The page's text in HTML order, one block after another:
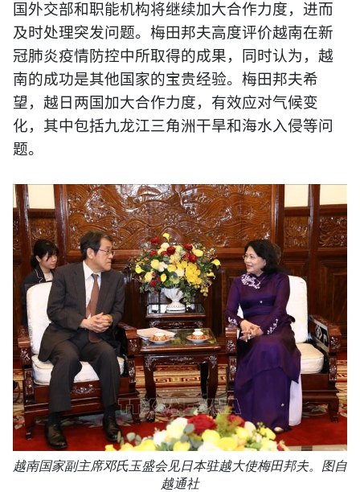
国外交部和职能机构将继续加大合作力度，进而
及时处理突发问题。梅田邦夫高度评价越南在新
冠肺炎疫情防控中所取得的成果，同时认为，越
南的成功是其他国家的宝贵经验。梅田邦夫希
望，越日两国加大合作力度，有效应对气候变
化，其中包括九龙江三角洲干旱和海水入侵等问
题。
越南国家副主席邓氏玉盛会见日本驻越大使梅田邦夫。图自
越通社